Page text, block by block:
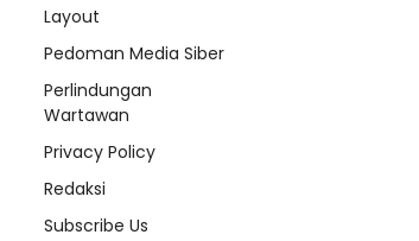
Layout
Pedoman Media Siber
Perlindungan
Wartawan
Privacy Policy
Redaksi
Subscribe Us